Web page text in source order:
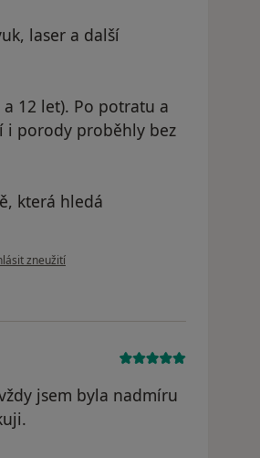
laser a další
12 let). Po potratu a
i porody proběhly bez
která hledá
názoru uživatele I.O.
zneužití
jsem byla nadmíru